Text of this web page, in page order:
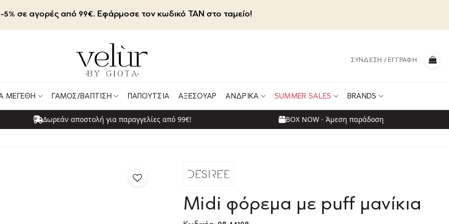
σε αγορές από 99€. Εφάρμοσε τον κωδικό TAN στο ταμείο!
ΣΎΝΔΕΣΗ / ΕΓΓΡΑΦΉ
ΜΕΓΈΘΗ ΓΆΜΟΣ/ΒΆΠΤΙΣΗ ΠΑΠΟΎΤΣΙΑ ΑΞΕΣΟΥΆΡ ΑΝΔΡΙΚΆ SUMMER SALES BRANDS
Δωρεάν αποστολή για παραγγελίες από 99€! BOX NOW - Άμεση παράδοση
Midi φόρεμα με puff μανίκια